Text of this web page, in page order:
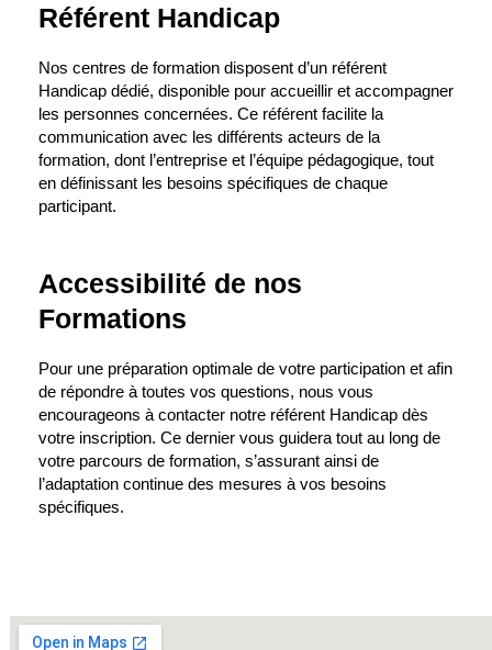
Référent Handicap
Nos centres de formation disposent d’un référent
Handicap dédié, disponible pour accueillir et accompagner
les personnes concernées. Ce référent facilite la
communication avec les différents acteurs de la
formation, dont l’entreprise et l’équipe pédagogique, tout
en définissant les besoins spécifiques de chaque
participant.
Accessibilité de nos
Formations
Pour une préparation optimale de votre participation et afin
de répondre à toutes vos questions, nous vous
encourageons à contacter notre référent Handicap dès
votre inscription. Ce dernier vous guidera tout au long de
votre parcours de formation, s’assurant ainsi de
l’adaptation continue des mesures à vos besoins
spécifiques.